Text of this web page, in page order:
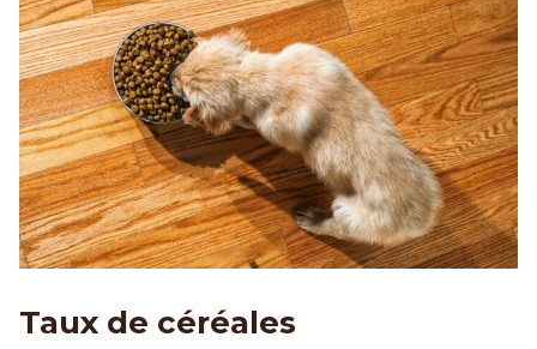
Taux de céréales